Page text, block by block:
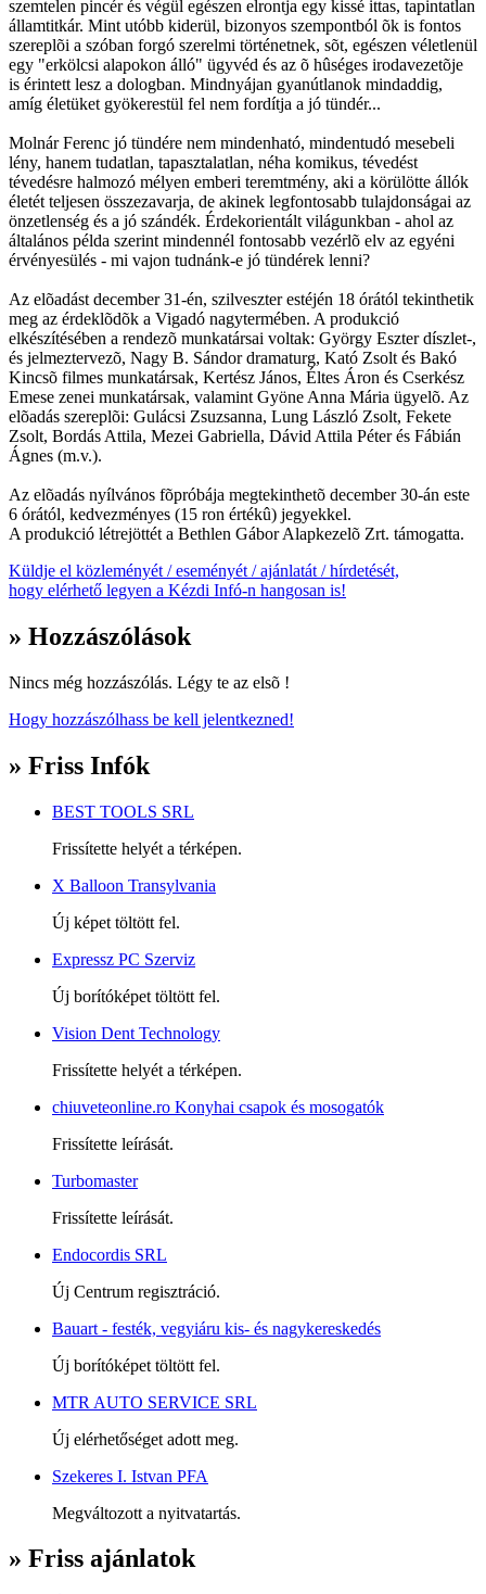
szemtelen pincér és végül egészen elrontja egy kissé ittas, tapintatlan
államtitkár. Mint utóbb kiderül, bizonyos szempontból õk is fontos
szereplõi a szóban forgó szerelmi történetnek, sõt, egészen véletlenül
egy "erkölcsi alapokon álló" ügyvéd és az õ hûséges irodavezetõje
is érintett lesz a dologban. Mindnyájan gyanútlanok mindaddig,
amíg életüket gyökerestül fel nem fordítja a jó tündér...
Molnár Ferenc jó tündére nem mindenható, mindentudó mesebeli
lény, hanem tudatlan, tapasztalatlan, néha komikus, tévedést
tévedésre halmozó mélyen emberi teremtmény, aki a körülötte állók
életét teljesen összezavarja, de akinek legfontosabb tulajdonságai az
önzetlenség és a jó szándék. Érdekorientált világunkban - ahol az
általános példa szerint mindennél fontosabb vezérlõ elv az egyéni
érvényesülés - mi vajon tudnánk-e jó tündérek lenni?
Az elõadást december 31-én, szilveszter estéjén 18 órától tekinthetik
meg az érdeklõdõk a Vigadó nagytermében. A produkció
elkészítésében a rendezõ munkatársai voltak: György Eszter díszlet-,
és jelmeztervezõ, Nagy B. Sándor dramaturg, Kató Zsolt és Bakó
Kincsõ filmes munkatársak, Kertész János, Éltes Áron és Cserkész
Emese zenei munkatársak, valamint Gyöne Anna Mária ügyelõ. Az
elõadás szereplõi: Gulácsi Zsuzsanna, Lung László Zsolt, Fekete
Zsolt, Bordás Attila, Mezei Gabriella, Dávid Attila Péter és Fábián
Ágnes (m.v.).
Az elõadás nyílvános fõpróbája megtekinthetõ december 30-án este
6 órától, kedvezményes (15 ron értékû) jegyekkel.
A produkció létrejöttét a Bethlen Gábor Alapkezelõ Zrt. támogatta.
Küldje el közleményét / eseményét / ajánlatát / hírdetését,
hogy elérhető legyen a Kézdi Infó-n hangosan is!
» Hozzászólások
Nincs még hozzászólás. Légy te az elsõ !
Hogy hozzászólhass be kell jelentkezned!
» Friss Infók
BEST TOOLS SRL
Frissítette helyét a térképen.
X Balloon Transylvania
Új képet töltött fel.
Expressz PC Szerviz
Új borítóképet töltött fel.
Vision Dent Technology
Frissítette helyét a térképen.
chiuveteonline.ro Konyhai csapok és mosogatók
Frissítette leírását.
Turbomaster
Frissítette leírását.
Endocordis SRL
Új Centrum regisztráció.
Bauart - festék, vegyiáru kis- és nagykereskedés
Új borítóképet töltött fel.
MTR AUTO SERVICE SRL
Új elérhetőséget adott meg.
Szekeres I. Istvan PFA
Megváltozott a nyitvatartás.
» Friss ajánlatok